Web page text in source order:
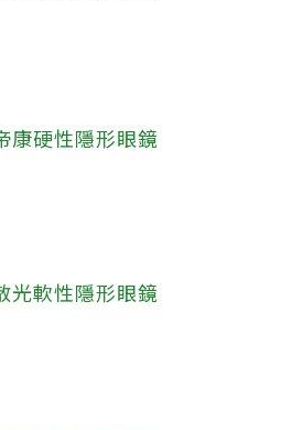
康硬性隱形眼鏡
光軟性隱形眼鏡